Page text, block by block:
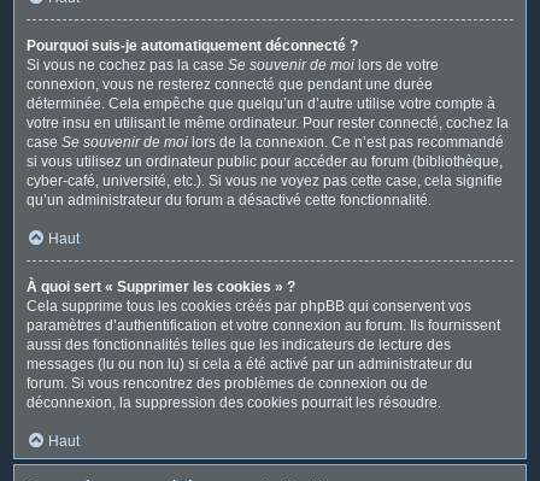
Pourquoi suis-je automatiquement déconnecté ?
Si vous ne cochez pas la case Se souvenir de moi lors de votre
connexion, vous ne resterez connecté que pendant une durée
déterminée. Cela empêche que quelqu’un d’autre utilise votre compte à
votre insu en utilisant le même ordinateur. Pour rester connecté, cochez la
case Se souvenir de moi lors de la connexion. Ce n’est pas recommandé
si vous utilisez un ordinateur public pour accéder au forum (bibliothèque,
cyber-café, université, etc.). Si vous ne voyez pas cette case, cela signifie
qu’un administrateur du forum a désactivé cette fonctionnalité.
Haut
À quoi sert « Supprimer les cookies » ?
Cela supprime tous les cookies créés par phpBB qui conservent vos
paramètres d’authentification et votre connexion au forum. Ils fournissent
aussi des fonctionnalités telles que les indicateurs de lecture des
messages (lu ou non lu) si cela a été activé par un administrateur du
forum. Si vous rencontrez des problèmes de connexion ou de
déconnexion, la suppression des cookies pourrait les résoudre.
Haut